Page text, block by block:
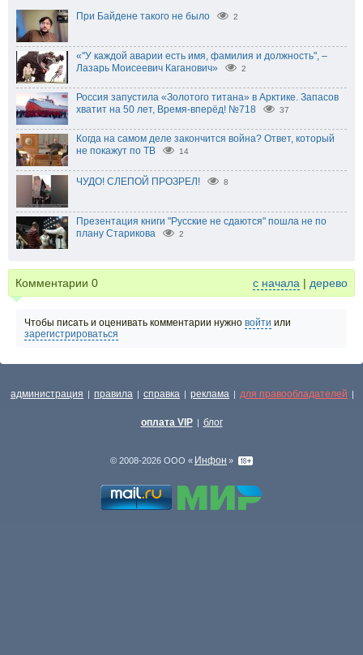
При Байдене такого не было 2
«"У каждой аварии есть имя, фамилия и должность", –
Лазарь Моисеевич Каганович»
2
Россия запустила «Золотого титана» в Арктике. Запасов
хватит на 50 лет, Время-вперёд! №718
37
Когда на самом деле закончится война? Ответ, который
не покажут по ТВ
14
ЧУДО! СЛЕПОЙ ПРОЗРЕЛ! 8
Презентация книги "Русские не сдаются" пошла не по
плану Старикова
2
Комментарии 0 с начала | дерево
Чтобы писать и оценивать комментарии нужно войти или
зарегистрироваться
администрация | правила | справка | реклама | для правообладателей |
оплата VIP | блог
© 2008-2026 ООО « Инфон »